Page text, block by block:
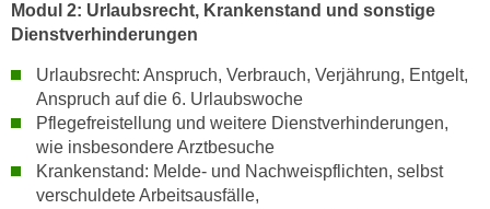
Modul 2: Urlaubsrecht, Krankenstand und sonstige
Dienstverhinderungen
Urlaubsrecht: Anspruch, Verbrauch, Verjährung, Entgelt,
Anspruch auf die 6. Urlaubswoche
Pflegefreistellung und weitere Dienstverhinderungen,
wie insbesondere Arztbesuche
Krankenstand: Melde- und Nachweispflichten, selbst
verschuldete Arbeitsausfälle,
,
u
m
l
e